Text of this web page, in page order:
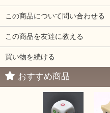
この商品について問い合わせる
この商品を友達に教える
買い物を続ける
おすすめ商品